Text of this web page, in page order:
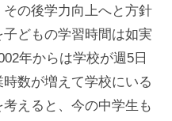
の後学力向上へと方針
どもの学習時間は如実
年からは学校が週5日
数が増えて学校にいる
えると、今の中学生も